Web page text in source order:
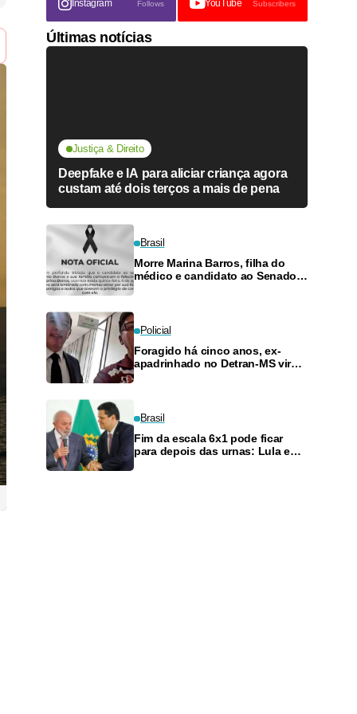
Instagram Follows YouTube Subscribers
Últimas notícias
Justiça & Direito
Deepfake e IA para aliciar criança agora
custam até dois terços a mais de pena
Brasil
Morre Marina Barros, filha do
médico e candidato ao Senado
Policial
Foragido há cinco anos, ex-
apadrinhado no Detran-MS vira
Brasil
Fim da escala 6x1 pode ficar
para depois das urnas: Lula e